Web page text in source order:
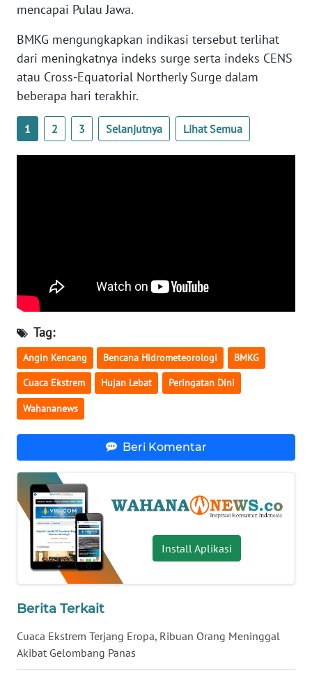
mencapai Pulau Jawa.
BMKG mengungkapkan indikasi tersebut terlihat
dari meningkatnya indeks surge serta indeks CENS
atau Cross-Equatorial Northerly Surge dalam
beberapa hari terakhir.
1 2 3 Selanjutnya Lihat Semua
Tag:
Angin Kencang Bencana Hidrometeorologi BMKG
Cuaca Ekstrem Hujan Lebat Peringatan Dini
Wahananews
Beri Komentar
Install Aplikasi
Berita Terkait
Cuaca Ekstrem Terjang Eropa, Ribuan Orang Meninggal
Akibat Gelombang Panas
RIAU
WN
SERAMBI
JAMBI
WN
SULTENG
WN
SULBAR
WN
BABEL
WN
WN
SUMSEL
WN
BENGKULU
LAMPUNG
WN
JATENG